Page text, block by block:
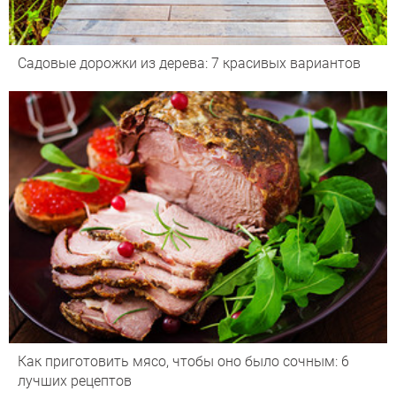
Садовые дорожки из дерева: 7 красивых вариантов
Как приготовить мясо, чтобы оно было сочным: 6
лучших рецептов